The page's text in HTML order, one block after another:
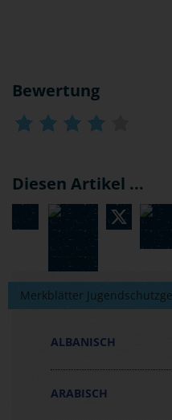
Bewertung
Diesen Artikel ...
Merkblätter
ALBANISCH
ARABISCH